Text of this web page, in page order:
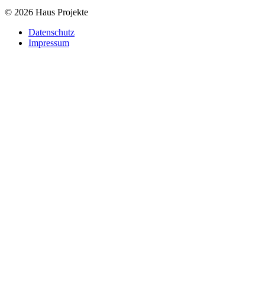
© 2026 Haus Projekte
Datenschutz
Impressum